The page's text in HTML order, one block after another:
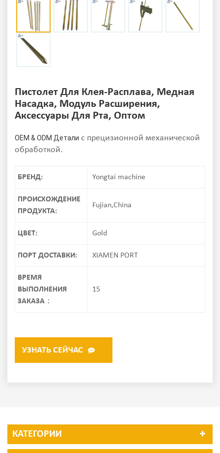
Пистолет Для Клея-Расплава, Медная
Насадка, Модуль Расширения,
Аксессуары Для Рта, Оптом
OEM & ODM Детали с прецизионной механической
обработкой.
БРЕНД: Yongtai machine
ПРОИСХОЖДЕНИЕ
ПРОДУКТА:
Fujian,China
ЦВЕТ: Gold
ПОРТ ДОСТАВКИ: XIAMEN PORT
ВРЕМЯ
ВЫПОЛНЕНИЯ
ЗАКАЗА：
15
УЗНАТЬ СЕЙЧАС
КАТЕГОРИИ